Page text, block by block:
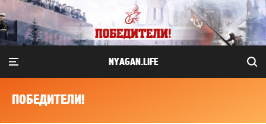
NYAGAN.LIFE
ПОБЕДИТЕЛИ!